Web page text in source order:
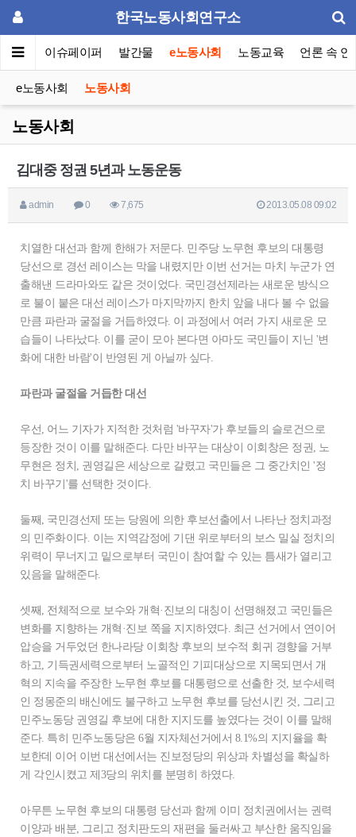
한국노동사회연구소
포럼 이슈페이퍼 발간물 e노동사회 노동교육 언론 속 연
e노동사회 노동사회
노동사회
김대중 정권 5년과 노동운동
admin 0 7,675 2013.05.08 09:02
치열한 대선과 함께 한해가 저문다. 민주당 노무현 후보의 대통령
당선으로 경선 레이스는 막을 내렸지만 이번 선거는 마치 누군가 연
출해낸 드라마와도 같은 것이었다. 국민경선제라는 새로운 방식으
로 불이 붙은 대선 레이스가 마지막까지 한치 앞을 내다 볼 수 없을
만큼 파란과 굴절을 거듭하였다. 이 과정에서 여러 가지 새로운 모
습들이 나타났다. 이를 굳이 모아 본다면 아마도 국민들이 지닌 '변
화에 대한 바람'이 반영된 게 아닐까 싶다.
파란과 굴절을 거듭한 대선
우선, 어느 기자가 지적한 것처럼 '바꾸자'가 후보들의 슬로건으로
등장한 것이 이를 말해준다. 다만 바꾸는 대상이 이회창은 정권, 노
무현은 정치, 권영길은 세상으로 갈렸고 국민들은 그 중간치인 '정
치 바꾸기'를 선택한 것이다.
둘째, 국민경선제 또는 당원에 의한 후보선출에서 나타난 정치과정
의 민주화이다. 이는 지역감정에 기댄 위로부터의 보스 밀실 정치의
위력이 무너지고 밑으로부터 국민이 참여할 수 있는 틈새가 열리고
있음을 말해준다.
셋째, 전체적으로 보수와 개혁·진보의 대칭이 선명해졌고 국민들은
변화를 지향하는 개혁·진보 쪽을 지지하였다. 최근 선거에서 연이어
압승을 거두었던 한나라당 이회창 후보의 보수적 회귀 경향을 거부
하고, 기득권세력으로부터 노골적인 기피대상으로 지목되면서 개
혁의 지속을 주장한 노무현 후보를 대통령으로 선출한 것, 보수세력
인 정몽준의 배신에도 불구하고 노무현 후보를 당선시킨 것, 그리고
민주노동당 권영길 후보에 대한 지지도를 높였다는 것이 이를 말해
준다. 특히 민주노동당은 6월 지자체선거에서 8.1%의 지지율을 확
보한데 이어 이번 대선에서는 진보정당의 위상과 차별성을 확실하
게 각인시켰고 제3당의 위치를 분명히 하였다.
아무튼 노무현 후보의 대통령 당선과 함께 이미 정치권에서는 권력
이양과 배분, 그리고 정치판도의 재편을 둘러싸고 부산한 움직임을